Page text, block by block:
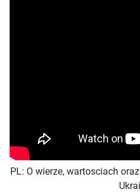
PL: O wierze, wartosciach